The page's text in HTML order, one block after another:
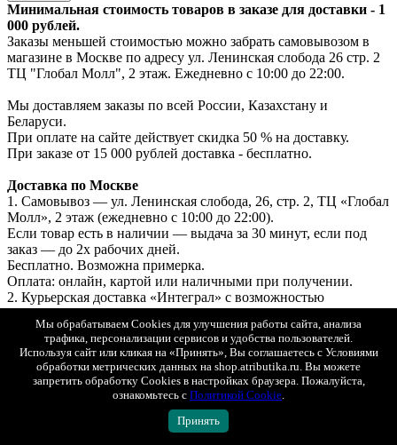
Минимальная стоимость товаров в заказе для доставки - 1
000 рублей.
Заказы меньшей стоимостью можно забрать самовывозом в
магазине в Москве по адресу ул. Ленинская слобода 26 стр. 2
ТЦ "Глобал Молл", 2 этаж. Ежедневно с 10:00 до 22:00.
Мы доставляем заказы по всей России, Казахстану и
Беларуси.
При оплате на сайте действует скидка 50 % на доставку.
При заказе от 15 000 рублей доставка - бесплатно.
Доставка по Москве
1. Самовывоз — ул. Ленинская слобода, 26, стр. 2, ТЦ «Глобал
Молл», 2 этаж (ежедневно с 10:00 до 22:00).
Если товар есть в наличии — выдача за 30 минут, если под
заказ — до 2х рабочих дней.
Бесплатно. Возможна примерка.
Оплата: онлайн, картой или наличными при получении.
2. Курьерская доставка «Интеграл» с возможностью
примерки.
Стоимость доставки при онлайн-оплате — 250 ₽.
Стоимость доставки при оплате при получении — 500 ₽.
3. СДЭК (самовывоз из ПВЗ) с возможностью примерки.
Стоимость рассчитывается в корзине.
Оплата онлайн или при получении.
Доставка в регионы (по всей России)
Мы обрабатываем Cookies для улучшения работы сайта, анализа
трафика, персонализации сервисов и удобства пользователей.
Используя сайт или кликая на «Принять», Вы соглашаетесь с Условиями
обработки метрических данных на shop.atributika.ru. Вы можете
запретить обработку Cookies в настройках браузера. Пожалуйста,
ознакомьтесь с Политикой Cookie.
Принять